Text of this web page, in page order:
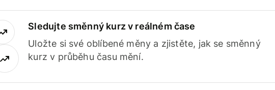
Sledujte směnný kurz v reálném čase
Uložte si své oblíbené měny a zjistěte, jak se směnný
kurz v průběhu času mění.